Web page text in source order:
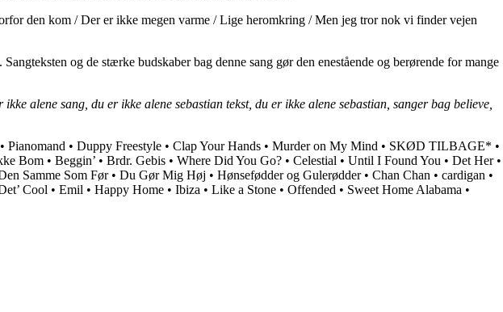
den kom / Der er ikke megen varme / Lige heromkring / Men jeg tror nok vi finder vejen
og de stærke budskaber bag denne sang gør den enestående og berørende for mange
alene sang, du er ikke alene sebastian tekst, du er ikke alene sebastian, sanger bag believe,
• Pianomand • Duppy Freestyle • Clap Your Hands • Murder on My Mind • SKØD TILBAGE* •
Bom • Beggin’ • Brdr. Gebis • Where Did You Go? • Celestial • Until I Found You • Det Her•
Samme Som Før• Du Gør Mig Høj • Hønsefødder og Gulerødder• Chan Chan • ​cardigan •
Cool • Emil • Happy Home • Ibiza • Like a Stone • Offended • Sweet Home Alabama •